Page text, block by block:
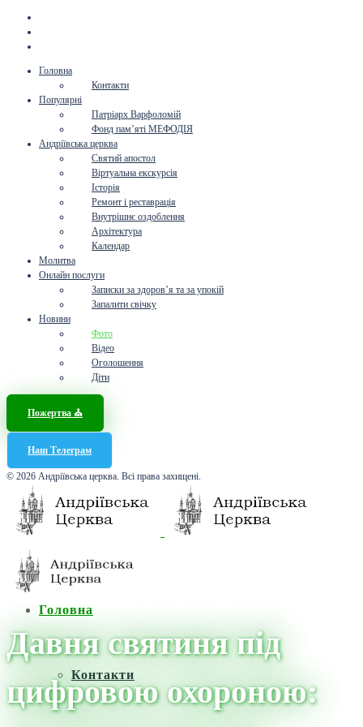
Головна
Контакти
Популярні
Патріарх Варфоломій
Фонд пам’яті МЕФОДІЯ
Андріївська церква
Святий апостол
Віртуальна екскурсія
Історія
Ремонт і реставрація
Внутрішнє оздоблення
Архітектура
Календар
Молитва
Онлайн послуги
Записки за здоров’я та за упокій
Запалити свічку
Новини
Фото
Відео
Оголошення
Діти
Пожертва ⛪️
Наш Телеграм
© 2026 Андріївська церква. Всі права захищені.
Головна
Контакти
Давня святиня під
цифровою охороною: